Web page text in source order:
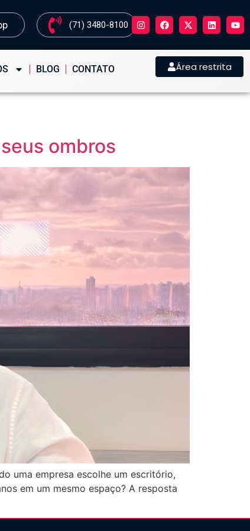
(71) 3480-8100
BLOG CONTATO Área restrita
ombros
uma empresa escolhe um escritório,
em um mesmo espaço? A resposta